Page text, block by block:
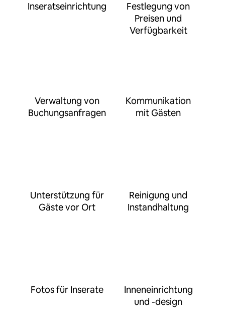
Inseratseinrichtung
Festlegung von
Preisen und
Verfügbarkeit
Verwaltung von
Buchungsanfragen
Kommunikation
mit Gästen
Unterstützung für
Gäste vor Ort
Reinigung und
Instandhaltung
Fotos für Inserate
Inneneinrichtung
und -design